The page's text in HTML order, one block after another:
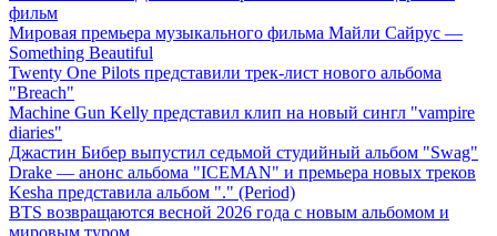
фильм
Мировая премьера музыкального фильма Майли Сайрус —
Something Beautiful
Twenty One Pilots представили трек-лист нового альбома
"Breach"
Machine Gun Kelly представил клип на новый сингл "vampire
diaries"
Джастин Бибер выпустил седьмой студийный альбом "Swag"
Drake — анонс альбома "ICEMAN" и премьера новых треков
Kesha представила альбом "." (Period)
BTS возвращаются весной 2026 года с новым альбомом и
мировым туром